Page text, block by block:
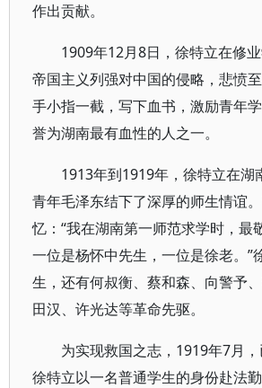
作出贡献。
1909年12月8日，徐特立在修
帝国主义列强对中国的侵略，悲愤
手小指一截，写下血书，激励青年
誉为湖南最有血性的人之一。
1913年到1919年，徐特立在湖
青年毛泽东结下了深厚的师生情谊
忆：“我在湖南第一师范求学时，最
一位是杨怀中先生，一位是徐老。”
生，还有何叔衡、蔡和森、向警予、
田汉、许光达等革命先驱。
为实现救国之志，1919年7月
徐特立以一名普通学生的身份赴法